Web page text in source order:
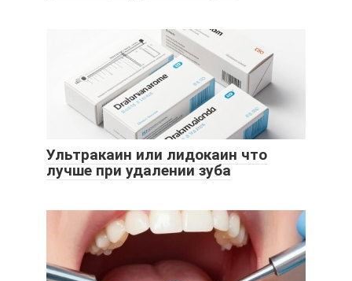
Ультракаин или лидокаин что
лучше при удалении зуба